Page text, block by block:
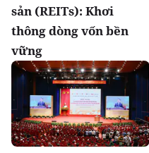
sản (REITs): Khơi
thông dòng vốn bền
vững